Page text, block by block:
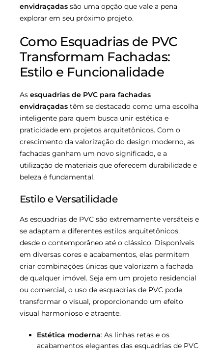
envidraçadas são uma opção que vale a pena
explorar em seu próximo projeto.
Como Esquadrias de PVC
Transformam Fachadas:
Estilo e Funcionalidade
As esquadrias de PVC para fachadas
envidraçadas têm se destacado como uma escolha
inteligente para quem busca unir estética e
praticidade em projetos arquitetônicos. Com o
crescimento da valorização do design moderno, as
fachadas ganham um novo significado, e a
utilização de materiais que oferecem durabilidade e
beleza é fundamental.
Estilo e Versatilidade
As esquadrias de PVC são extremamente versáteis e
se adaptam a diferentes estilos arquitetônicos,
desde o contemporâneo até o clássico. Disponíveis
em diversas cores e acabamentos, elas permitem
criar combinações únicas que valorizam a fachada
de qualquer imóvel. Seja em um projeto residencial
ou comercial, o uso de esquadrias de PVC pode
transformar o visual, proporcionando um efeito
visual harmonioso e atraente.
Estética moderna: As linhas retas e os
acabamentos elegantes das esquadrias de PVC